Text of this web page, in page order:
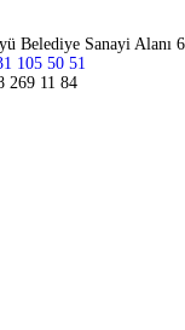
Belediye Sanayi Alanı
105 50 51
269 11 84